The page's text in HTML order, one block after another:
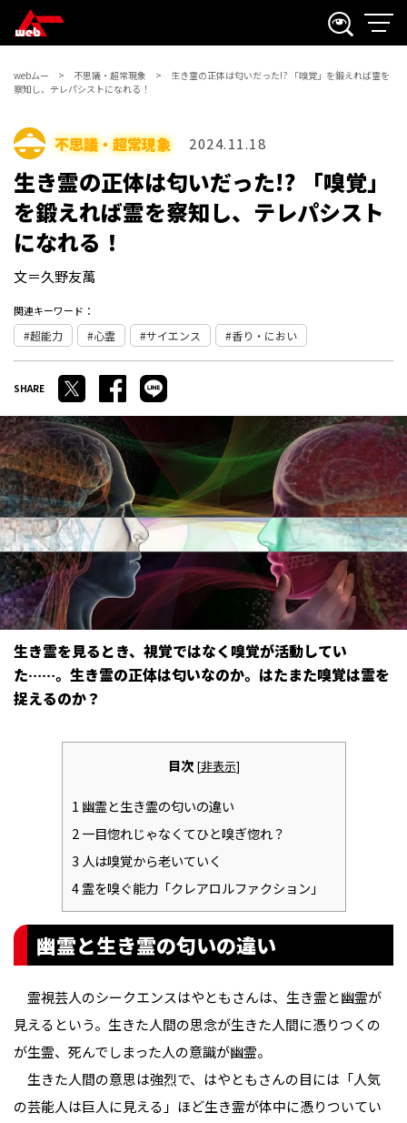
webムー 不思議・超常現象
生き霊の正体は匂いだった!? 「嗅覚」を鍛えれば霊を
察知し、テレパシストになれる！
不思議・超常現象 2024.11.18
生き霊の正体は匂いだった!? 「嗅覚」
を鍛えれば霊を察知し、テレパシスト
になれる！
文＝久野友萬
関連キーワード：
超能力 心霊 サイエンス 香り・におい
生き霊を見るとき、視覚ではなく嗅覚が活動してい
た……。生き霊の正体は匂いなのか。はたまた嗅覚は霊を
捉えるのか？
目次 [非表示]
1 幽霊と生き霊の匂いの違い
2一目惚れじゃなくてひと嗅ぎ惚れ？
3 人は嗅覚から老いていく
4霊を嗅ぐ能力「クレアロルファクション」
幽霊と生き霊の匂いの違い
霊視芸人のシークエンスはやともさんは、生き霊と幽霊が
見えるという。生きた人間の思念が生きた人間に憑りつくの
が生霊、死んでしまった人の意識が幽霊。
生きた人間の意思は強烈で、はやともさんの目には「人気
の芸能人は巨人に見える」ほど生き霊が体中に憑りついてい